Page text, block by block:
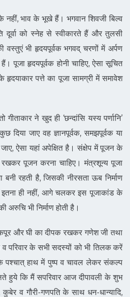
नहीं, भाव के भूखे हैं। भगवान शिवजी बिल्व
दूर्वा को स्नेह से स्वीकारते हैं और तुलसी
वस्तुएं भी हृदयपूर्वक भगवद् चरणों में अर्पण
पूजा हृदयपूर्वक होनी चाहिए, ऐसा सूचित
पत्ते का पूजा सामग्री में समावेश
गीताकार ने खुद ही ‘छन्दांसि यस्य पर्णानि’
दिया जाए वह ज्ञानपूर्वक, समझपूर्वक या
जाए, ऐसा यहां अपेक्षित है। संक्षेप में पूजन के
रखकर पूजन करना चाहिए। मंत्रशून्य पूजा
रहती है, जिसकी नीरसता ऊब निर्माण
ही नहीं, आगे चलकर इस पूजाकांड के
भी निर्माण होती है।
और घी का दीपक रखकर गणेश जी तथा
परिवार के सभी सदस्यों को भी तिलक करें
पश्चात् हाथ में पुष्प व चावल लेकर संकल्प
हुये कि मैं सपरिवार आज दीपावली के शुभ
व गौरी-गणपति के साथ धन-धान्यादि,